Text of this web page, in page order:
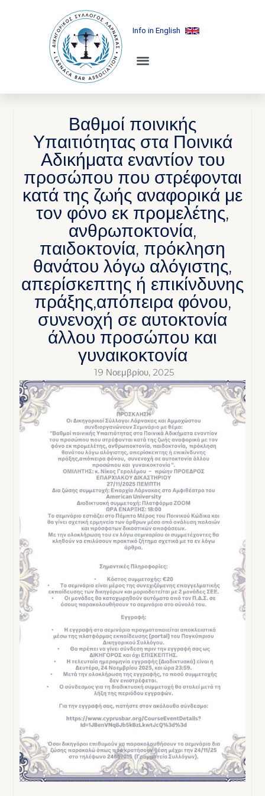
Info in English
Βαθμοί ποινικής
Υπαιτιότητας στα Ποινικά
Αδικήματα εναντίον του
προσώπου που στρέφονται
κατά της ζωής αναφορικά με
τον φόνο εκ προμελέτης,
ανθρωποκτονία,
παιδοκτονία, πρόκληση
θανάτου λόγω αλόγιστης,
απερίσκεπτης ή επικίνδυνης
πράξης,απόπειρα φόνου,
συνενοχή σε αυτοκτονία
άλλου προσώπου και
γυναικοκτονία
19 Νοεμβρίου, 2025